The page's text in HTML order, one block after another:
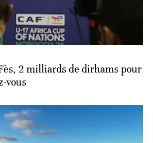
2 milliards de dirhams pour
vous